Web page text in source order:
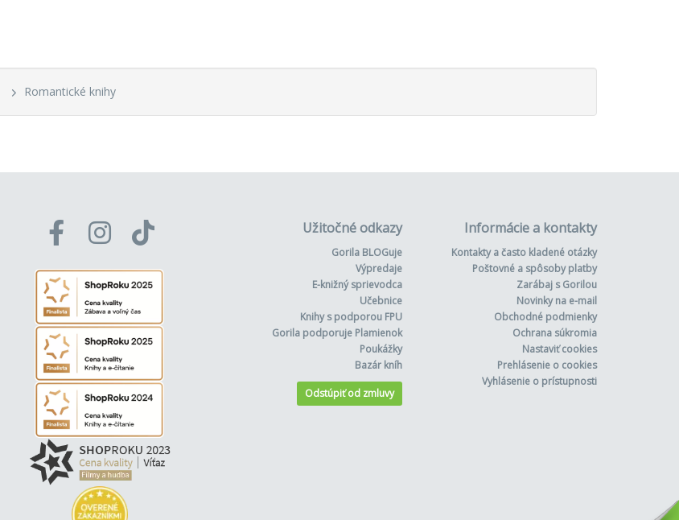
Romantické knihy
Užitočné odkazy
Gorila BLOGuje
Výpredaje
E-knižný sprievodca
Učebnice
Knihy s podporou FPU
Gorila podporuje Plamienok
Poukážky
Bazár kníh
Odstúpiť od zmluvy
Informácie a kontakty
Kontakty a často kladené otázky
Poštovné a spôsoby platby
Zarábaj s Gorilou
Novinky na e-mail
Obchodné podmienky
Ochrana súkromia
Nastaviť cookies
Prehlásenie o cookies
Vyhlásenie o prístupnosti